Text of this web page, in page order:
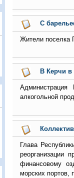
С
Жители поселка
В Керчи в
Администрация
алкогольной
Глава
реорганизации
финансовому
морских портов,